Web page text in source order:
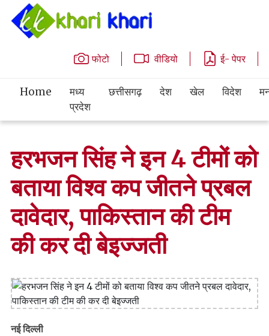
फोटो वीडियो ई- पेपर
Home
मध्य
प्रदेश
छत्तीसगढ़ देश खेल विदेश
हरभजन सिंह ने इन 4 टीमों को
बताया विश्व कप जीतने प्रबल
दावेदार, पाकिस्तान की टीम
की कर दी बेइज्जती
नई दिल्ली